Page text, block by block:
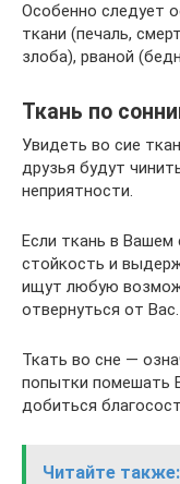
Особенно следует
ткани (печаль,
злоба), рваной
Ткань по
Увидеть во сие
друзья будут
неприятности.
Если ткань в Вашем
стойкость и
ищут любую
отвернуться от Вас.
Ткать во сне —
попытки помешать
добиться
Читайте также: